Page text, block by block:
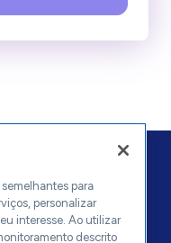
para
personalizar
interesse. Ao utilizar
descrito